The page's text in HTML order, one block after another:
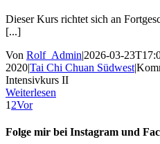
Dieser Kurs richtet sich an
[...]
Von Rolf_Admin|2026-03-
2020|Tai Chi Chuan Südwest|
Intensivkurs II
Weiterlesen
1 2Vor
Folge mir bei Instagram und